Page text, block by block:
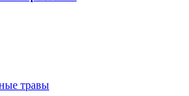
травы